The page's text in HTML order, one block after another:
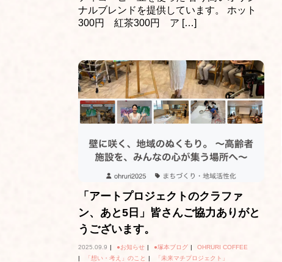
ナルブレンドを提供しています。 ホット
300円 紅茶300円 ア […]
「アートプロジェクトのクラファ
ン、あと5日」皆さんご協力ありがと
うございます。
2025.09.9 | ●お知らせ | ●塚本ブログ |
OHRURI COFFEE
|
「想い・考え」のこと |
「未来マチプロジェクト」